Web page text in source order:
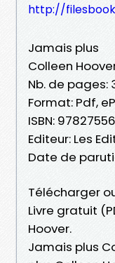
http://
Jamais plus
Colleen
Nb. de pages:
Format: Pdf,
ISBN:
Editeur: Les
Date de
Télécharger
Livre gratuit
Hoover.
Jamais plus